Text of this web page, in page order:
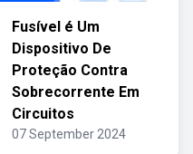
Fusível é Um
Dispositivo De
Proteção Contra
Sobrecorrente Em
Circuitos
07 September 2024